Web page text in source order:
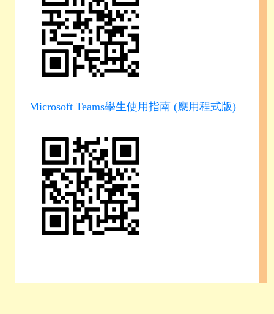
Microsoft Teams學生使用指南 (應用程式版)